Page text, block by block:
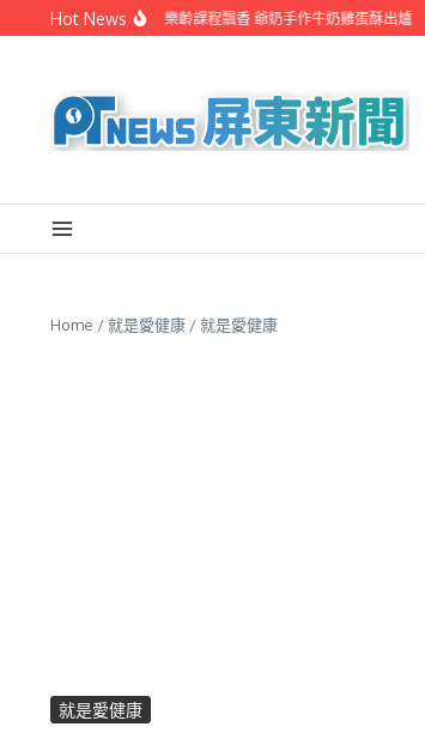
Skip to content
Hot News
潮州鎮立圖書館樂齡課程飄香 爺奶手作牛奶雞蛋酥出爐
Home /就是愛健康 /就是愛健康
就是愛健康